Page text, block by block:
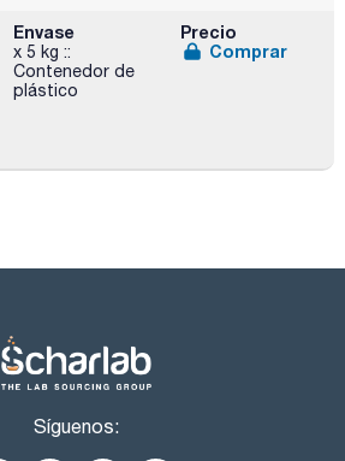
Envase
x 5 kg ::
Contenedor de
plástico
Precio
Comprar
Síguenos: